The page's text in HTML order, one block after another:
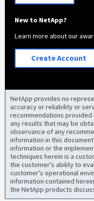
New to NetApp?
Learn more about our
Create Account
NetApp provides no
accuracy or reliability or
recommendations
any results that may be
observance of any
information in this
information or the
techniques herein is a
the customer's ability to
customer's operational
information contained
the NetApp products